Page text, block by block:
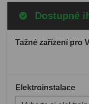
Dostupné
Tažné zařízení pro
Elektroinstalace